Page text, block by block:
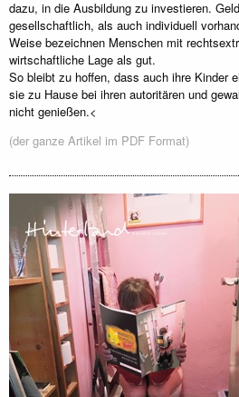
dazu, in die Ausbildung zu investieren.
gesellschaftlich, als auch individuell
Weise bezeichnen Menschen mit
wirtschaftliche Lage als gut.
So bleibt zu hoffen, dass auch ihre Kinder
sie zu Hause bei ihren autoritären und
nicht genießen.<
(der ganze Artikel im PDF Format)